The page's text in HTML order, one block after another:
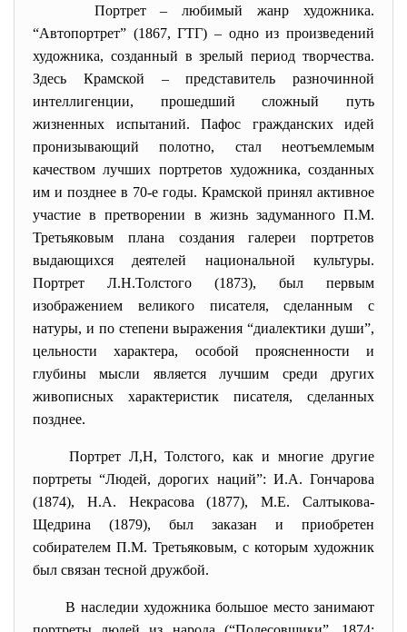
Портрет – любимый жанр художника.
“Автопортрет” (1867, ГТГ) – одно из произведений
художника, созданный в зрелый период творчества.
Здесь Крамской – представитель разночинной
интеллигенции, прошедший сложный путь
жизненных испытаний. Пафос гражданских идей
пронизывающий полотно, стал неотъемлемым
качеством лучших портретов художника, созданных
им и позднее в 70-е годы. Крамской принял активное
участие в претворении в жизнь задуманного П.М.
Третьяковым плана создания галереи портретов
выдающихся деятелей национальной культуры.
Портрет Л.Н.Толстого (1873), был первым
изображением великого писателя, сделанным с
натуры, и по степени выражения “диалектики души”,
цельности характера, особой проясненности и
глубины мысли является лучшим среди других
живописных характеристик писателя, сделанных
позднее.
Портрет Л,Н, Толстого, как и многие другие
портреты “Людей, дорогих наций”: И.А. Гончарова
(1874), Н.А. Некрасова (1877), М.Е. Салтыкова-
Щедрина (1879), был заказан и приобретен
собирателем П.М. Третьяковым, с которым художник
был связан тесной дружбой.
В наследии художника большое место занимают